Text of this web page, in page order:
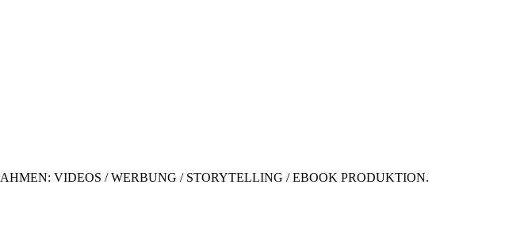
VIDEOS / WERBUNG / STORYTELLING / EBOOK PRODUKTION.